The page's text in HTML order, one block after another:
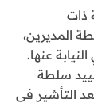
ذات
المديرين،
عنها.
سلطة
التأشير في